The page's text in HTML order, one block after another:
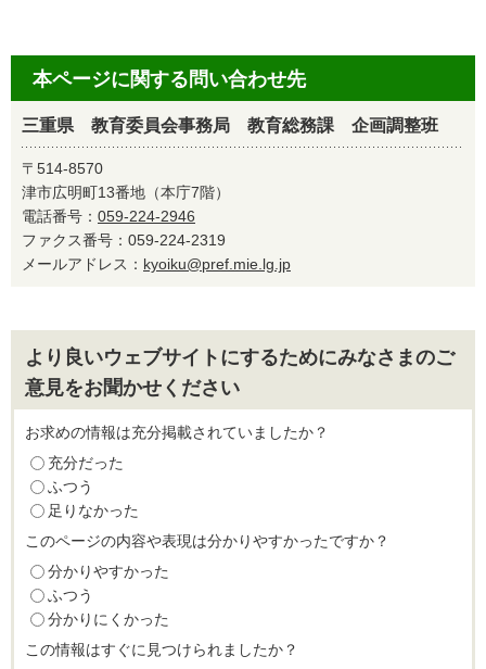
本ページに関する問い合わせ先
三重県 教育委員会事務局 教育総務課 企画調整班
〒514-8570
津市広明町13番地（本庁7階）
電話番号： 059-224-2946
ファクス番号：059-224-2319
メールアドレス： kyoiku@pref.mie.lg.jp
より良いウェブサイトにするためにみなさまのご
意見をお聞かせください
お求めの情報は充分掲載されていましたか？
充分だった
ふつう
足りなかった
このページの内容や表現は分かりやすかったですか？
分かりやすかった
ふつう
分かりにくかった
この情報はすぐに見つけられましたか？